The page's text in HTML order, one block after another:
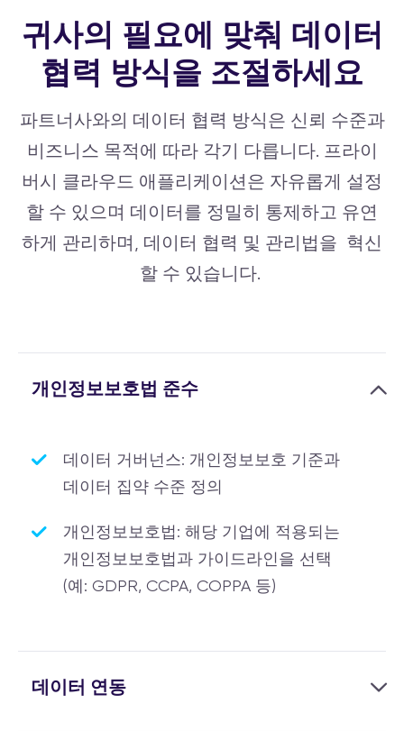
귀사의 필요에 맞춰 데이터
협력 방식을 조절하세요
파트너사와의 데이터 협력 방식은 신뢰 수준과
비즈니스 목적에 따라 각기 다릅니다. 프라이
버시 클라우드 애플리케이션은 자유롭게 설정
할 수 있으며 데이터를 정밀히 통제하고 유연
하게 관리하며, 데이터 협력 및 관리법을 혁신
할 수 있습니다.
개인정보보호법 준수
데이터 거버넌스: 개인정보보호 기준과
데이터 집약 수준 정의
개인정보보호법: 해당 기업에 적용되는
개인정보보호법과 가이드라인을 선택
(예: GDPR, CCPA, COPPA 등)
데이터 연동